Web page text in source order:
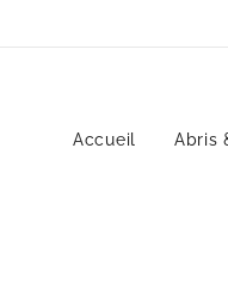
Accueil Abris